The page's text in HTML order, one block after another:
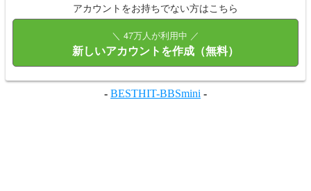
アカウントをお持ちでない方はこちら
＼ 47万人が利用中 ／
新しいアカウントを作成（無料）
- BESTHIT-BBSmini -